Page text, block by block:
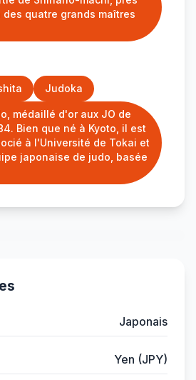
des quatre grands maîtres
Judoka
médaillé d'or aux JO de
Bien que né à Kyoto, il est
à l'Université de Tokai et
japonaise de judo, basée
Japonais
Yen (JPY)